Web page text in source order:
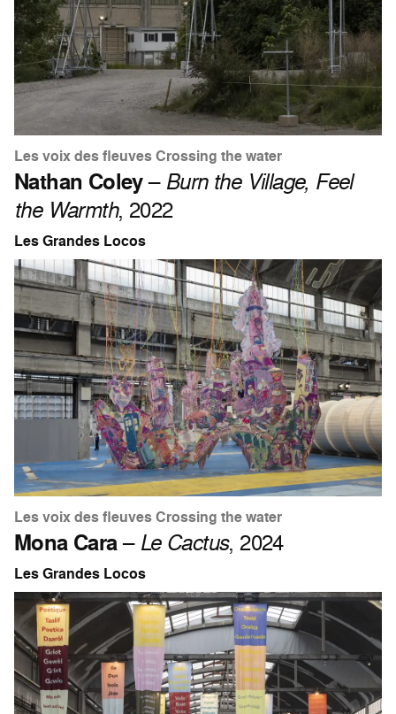
Les voix des fleuves Crossing the water
Nathan Coley– Burn the Village, Feel
the Warmth, 2022
Les Grandes Locos
Les voix des fleuves Crossing the water
Mona Cara– Le Cactus, 2024
Les Grandes Locos